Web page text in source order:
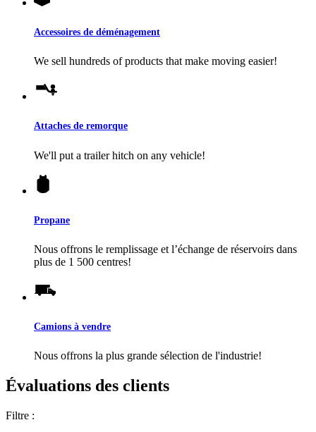
Accessoires de déménagement
We sell hundreds of products that make moving easier!
Attaches de remorque
We'll put a trailer hitch on any vehicle!
Propane
Nous offrons le remplissage et l’échange de réservoirs dans
plus de 1 500 centres!
Camions à vendre
Nous offrons la plus grande sélection de l'industrie!
Évaluations des clients
Filtre :